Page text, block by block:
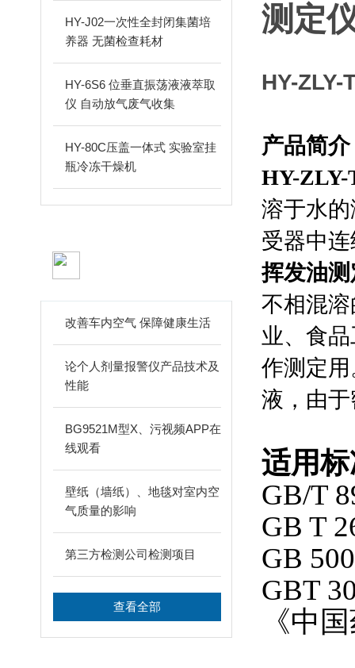
HY-J02一次性全封闭集菌培
养器 无菌检查耗材
HY-6S6 位垂直振荡液液萃取
仪 自动放气废气收集
HY-80C压盖一体式 实验室挂
瓶冷冻干燥机
改善车内空气 保障健康生活
论个人剂量报警仪产品技术及
性能
BG9521M型X、污视频APP在
线观看
壁纸（墙纸）、地毯对室内空
气质量的影响
第三方检测公司检测项目
查看全部
测定
HY-ZLY-
产品简介
HY-ZLY-
溶于水
受器中
挥发油
不相混
业、食
作测定
液，由
适用
GB/T
GB T
GB
GBT
《中